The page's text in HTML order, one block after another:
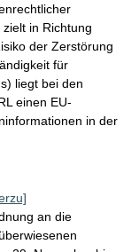
in Richtung
der Zerstörung
für
liegt bei den
einen EU-
in der
an die